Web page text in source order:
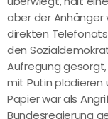
aber der Anhänger
direkten Telefonats
den
Aufregung
mit Putin plädieren
Papier war als
Bundesregierung